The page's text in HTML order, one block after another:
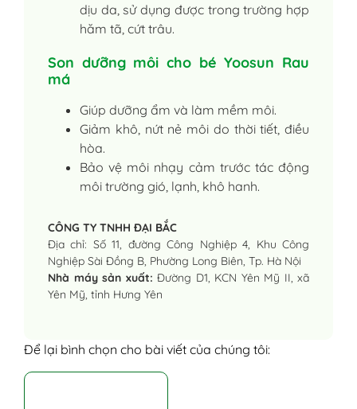
dịu da, sử dụng được trong trường hợp
hăm tã, cứt trâu.
Son dưỡng môi cho bé Yoosun Rau
má
Giúp dưỡng ẩm và làm mềm môi.
Giảm khô, nứt nẻ môi do thời tiết, điều
hòa.
Bảo vệ môi nhạy cảm trước tác động
môi trường gió, lạnh, khô hanh.
CÔNG TY TNHH ĐẠI BẮC
Địa chỉ: Số 11, đường Công Nghiệp 4, Khu Công
Nghiệp Sài Đồng B, Phường Long Biên, Tp. Hà Nội
Nhà máy sản xuất: Đường D1, KCN Yên Mỹ II, xã
Yên Mỹ, tỉnh Hưng Yên
Để lại bình chọn cho bài viết của chúng tôi: